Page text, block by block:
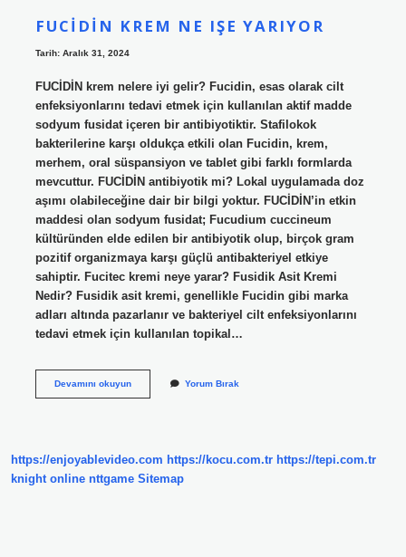
FUCIDIN KREM NE IŞE YARIYOR
Tarih: Aralık 31, 2024
FUCİDİN krem nelere iyi gelir? Fucidin, esas olarak cilt
enfeksiyonlarını tedavi etmek için kullanılan aktif madde
sodyum fusidat içeren bir antibiyotiktir. Stafilokok
bakterilerine karşı oldukça etkili olan Fucidin, krem,
merhem, oral süspansiyon ve tablet gibi farklı formlarda
mevcuttur. FUCİDİN antibiyotik mi? Lokal uygulamada doz
aşımı olabileceğine dair bir bilgi yoktur. FUCİDİN’in etkin
maddesi olan sodyum fusidat; Fucudium cuccineum
kültüründen elde edilen bir antibiyotik olup, birçok gram
pozitif organizmaya karşı güçlü antibakteriyel etkiye
sahiptir. Fucitec kremi neye yarar? Fusidik Asit Kremi
Nedir? Fusidik asit kremi, genellikle Fucidin gibi marka
adları altında pazarlanır ve bakteriyel cilt enfeksiyonlarını
tedavi etmek için kullanılan topikal…
Devamını okuyunFucidin
Yorum Bırak
https://enjoyablevideo.com https://kocu.com.tr https://tepi.com.tr
knight online nttgame Sitemap